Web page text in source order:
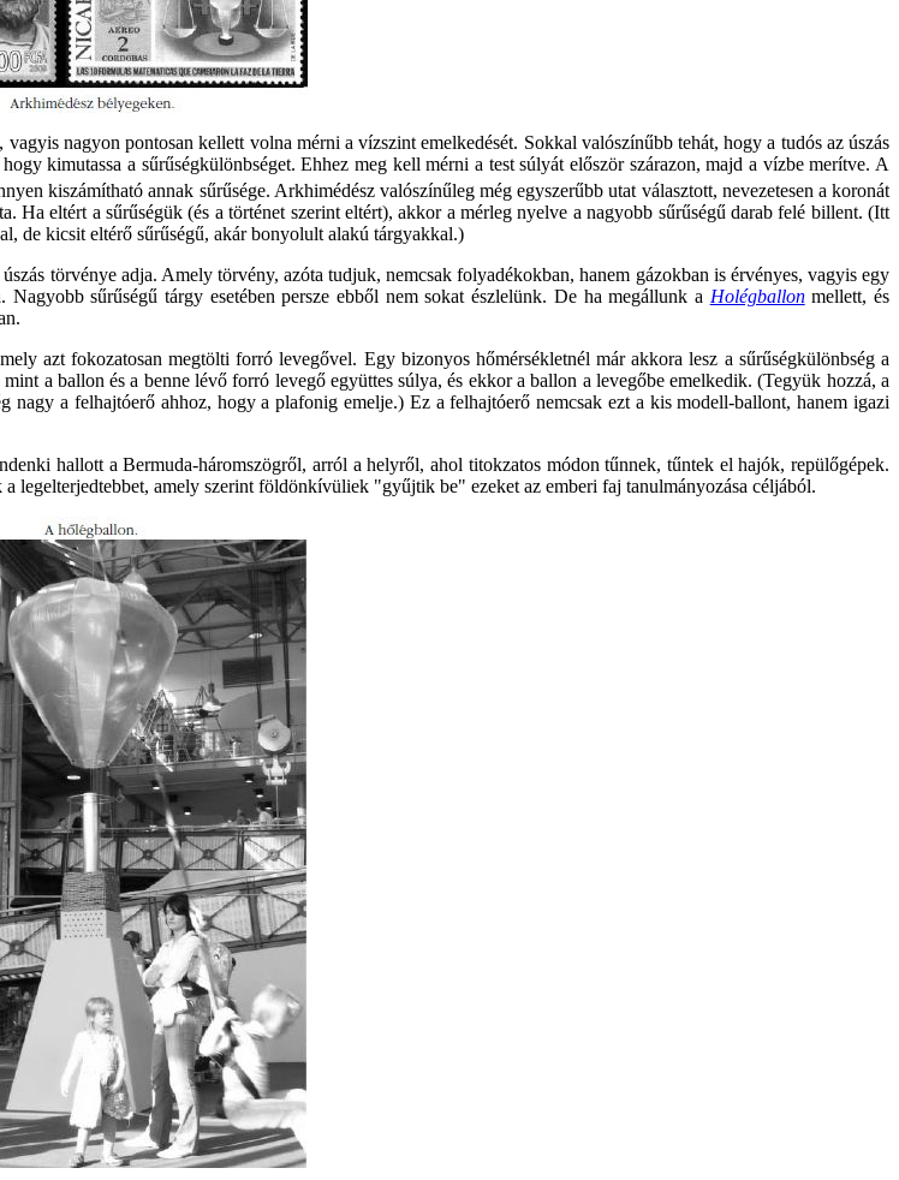
nagyon pontosan kellett volna mérni a vízszint emelkedését. Sokkal valószínűbb tehát, hogy a tudós az úszás
kimutassa a sűrűségkülönbséget. Ehhez meg kell mérni a test súlyát először szárazon, majd a vízbe merítve. A
kiszámítható annak sűrűsége. Arkhimédész valószínűleg még egyszerűbb utat választott, nevezetesen a koronát
eltért a sűrűségük (és a történet szerint eltért), akkor a mérleg nyelve a nagyobb sűrűségű darab felé billent. (Itt
de kicsit eltérő sűrűségű, akár bonyolult alakú tárgyakkal.)
törvénye adja. Amely törvény, azóta tudjuk, nemcsak folyadékokban, hanem gázokban is érvényes, vagyis egy
sűrűségű tárgy esetében persze ebből nem sokat észlelünk. De ha megállunk a Holégballonmellett, és
azt fokozatosan megtölti forró levegővel. Egy bizonyos hőmérsékletnél már akkora lesz a sűrűségkülönbség a
a ballon és a benne lévő forró levegő együttes súlya, és ekkor a ballon a levegőbe emelkedik. (Tegyük hozzá, a
a felhajtóerő ahhoz, hogy a plafonig emelje.) Ez a felhajtóerő nemcsak ezt a kis modell-ballont, hanem igazi
hallott a Bermuda-háromszögről, arról a helyről, ahol titokzatos módon tűnnek, tűntek el hajók, repülőgépek.
legelterjedtebbet, amely szerint földönkívüliek "gyűjtik be" ezeket az emberi faj tanulmányozása céljából.